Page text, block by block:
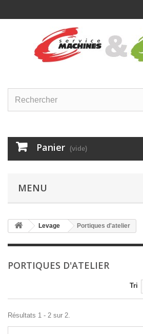
Panier (vide)
MENU
Levage Portiques d'atelier
PORTIQUES D'ATELIER
Tri
Résultats 1 - 2 sur 2.